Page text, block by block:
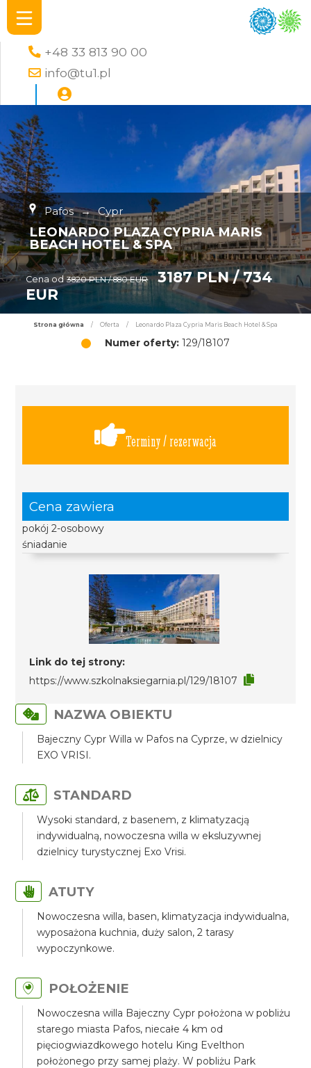
+48 33 813 90 00
info@tu1.pl
Pafos → Cypr
LEONARDO PLAZA CYPRIA MARIS
BEACH HOTEL & SPA
Cena od 3820 PLN / 880 EUR
3187 PLN / 734
EUR
Strona główna / Oferta / Leonardo Plaza Cypria Maris Beach Hotel & Spa
Numer oferty: 129/18107
Terminy / rezerwacja
Cena zawiera
pokój 2-osobowy
śniadanie
Link do tej strony:
https://www.szkolnaksiegarnia.pl/129/18107
NAZWA OBIEKTU
Bajeczny Cypr Willa w Pafos na Cyprze, w dzielnicy
EXO VRISI.
STANDARD
Wysoki standard, z basenem, z klimatyzacją
indywidualną, nowoczesna willa w eksluzywnej
dzielnicy turystycznej Exo Vrisi.
ATUTY
Nowoczesna willa, basen, klimatyzacja indywidualna,
wyposażona kuchnia, duży salon, 2 tarasy
wypoczynkowe.
POŁOŻENIE
Nowoczesna willa Bajeczny Cypr położona w pobliżu
starego miasta Pafos, niecałe 4 km od
pięciogwiazdkowego hotelu King Evelthon
położonego przy samej plaży. W pobliżu Park